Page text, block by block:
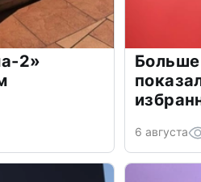
2»
6 августа